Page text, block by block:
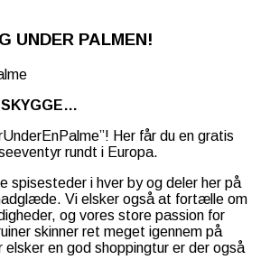
UNDER PALMEN!
SKYGGE…
Her får du en gratis
rundt i Europa.
spisesteder i hver by og deler her på
Vi elsker også at fortælle om
og vores store passion for
skinner ret meget igennem på
elsker en god shoppingtur er der også